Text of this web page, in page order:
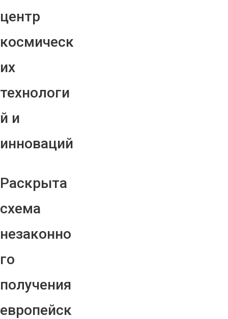
центр
космическ
их
технологи
й и
инноваций
Раскрыта
схема
незаконно
го
получения
европейск